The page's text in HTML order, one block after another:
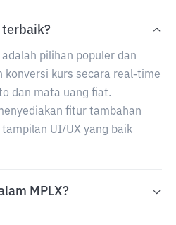
pilihan populer dan
konversi kurs secara real-time
dan mata uang fiat.
fitur tambahan
UI/UX yang baik
MPLX?